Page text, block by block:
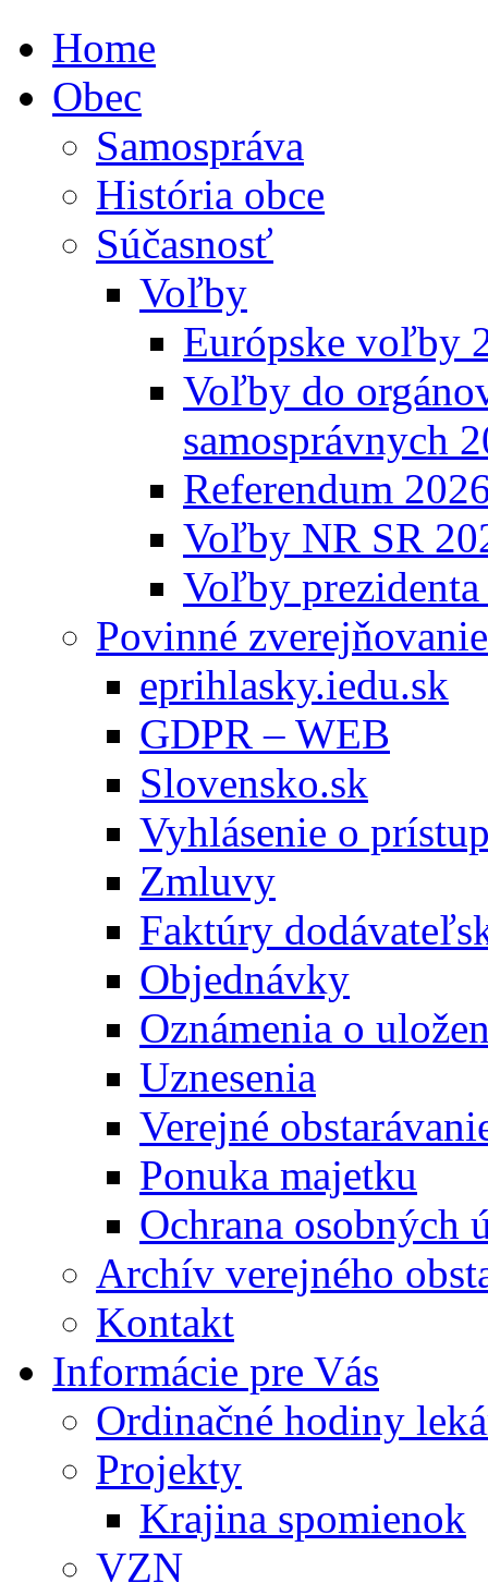
Home
Obec
Samospráva
História obce
Súčasnosť
Voľby
Európske voľby
Voľby do
samosprávnych
Referendum
Voľby NR SR
Voľby
Povinné zverejňovanie
eprihlasky.iedu.sk
GDPR – WEB
Slovensko.sk
Vyhlásenie o
Zmluvy
Faktúry
Objednávky
Oznámenia o
Uznesenia
Verejné
Ponuka majetku
Ochrana osobných
Archív verejného
Kontakt
Informácie pre Vás
Ordinačné hodiny
Projekty
Krajina spomienok
VZN